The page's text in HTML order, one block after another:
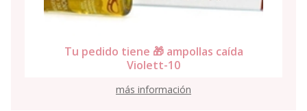
Tu pedido tiene 🎁 ampollas caída
Violett-10
más información